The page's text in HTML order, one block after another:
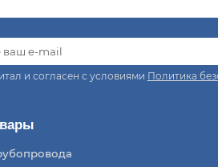
и согласен с условиями Политика